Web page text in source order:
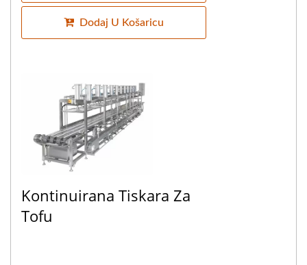
Dodaj U Košaricu
Kontinuirana Tiskara Za
Tofu